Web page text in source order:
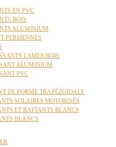
EN PVC
BOIS
ALUMINIUM
PERSIENNES
LAMES BOIS
ALUMINIUM
PVC
DE FORME TRAPÉZOÏDALE
SOLAIRES MOTORISÉS
ET BATTANTS BLANCS
BLANCS